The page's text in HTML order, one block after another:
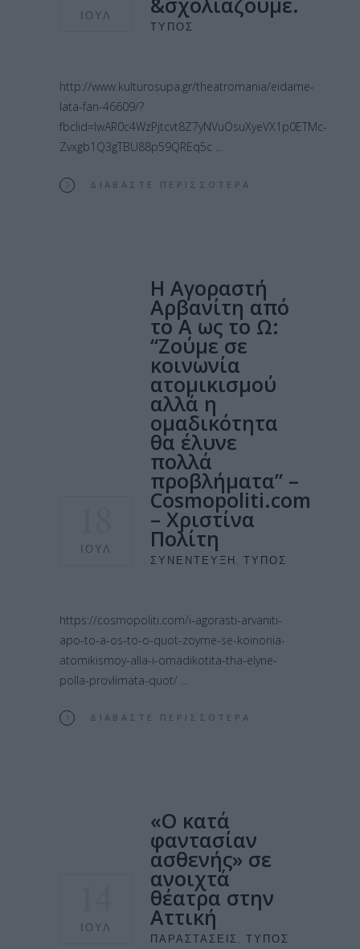
ΙΟΎΛ
ΤΎΠΟΣ
http://www.kulturosupa.gr/theatromania/eidame-
lata-fan-46609/?
fbclid=IwAR0c4WzPjtcvt8Z7yNVuOsuXyeVX1p0ETMc-
Zvxgb1Q3gTBU88p59QREq5c
ΔΙΑΒΆΣΤΕ ΠΕΡΙΣΣΌΤΕΡΑ
ΙΟΎΛ
Η Αγοραστή
Αρβανίτη από
το Α ως το Ω:
“Ζούμε σε
κοινωνία
ατομικισμού
αλλά η
ομαδικότητα
θα έλυνε
πολλά
προβλήματα” –
Cosmopoliti.com
– Χριστίνα
Πολίτη
ΣΥΝΈΝΤΕΥΞΗ ,ΤΎΠΟΣ
https://cosmopoliti.com/i-agorasti-arvaniti-
apo-to-a-os-to-o-quot-zoyme-se-koinonia-
atomikismoy-alla-i-omadikotita-tha-elyne-
polla-provlimata-quot/
ΔΙΑΒΆΣΤΕ ΠΕΡΙΣΣΌΤΕΡΑ
ΙΟΎΛ
«Ο κατά
φαντασίαν
ασθενής» σε
ανοιχτά
θέατρα στην
Αττική
ΠΑΡΑΣΤΆΣΕΙΣ ,ΤΎΠΟΣ